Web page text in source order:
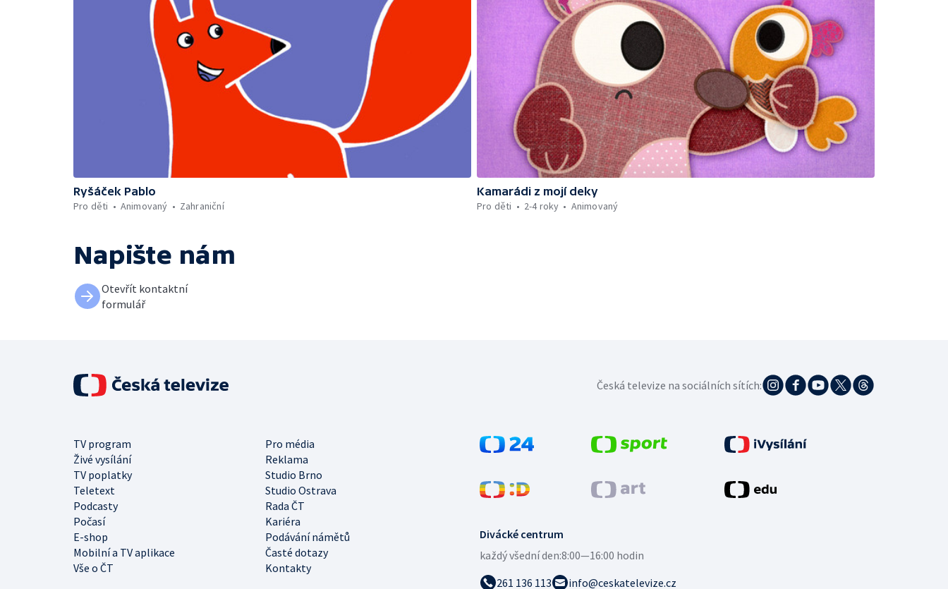
Ryšáček Pablo
Pro děti
Animovaný Zahraniční
Kamarádi z mojí deky
Pro děti
2-4 roky Animovaný
Napište nám
Otevřít kontaktní
formulář
Divácké centrum
každý všední den:8:00—16:00 hodin
261 136 113
info@ceskatelevize.cz
TV program
Pro média
Živé vysílání
Reklama
TV poplatky
Studio Brno
Teletext
Studio Ostrava
Podcasty
Rada ČT
Počasí
Kariéra
E-shop
Podávání námětů
Mobilní a TV aplikace
Časté dotazy
Vše o ČT
Kontakty
Česká televize na sociálních sítích: